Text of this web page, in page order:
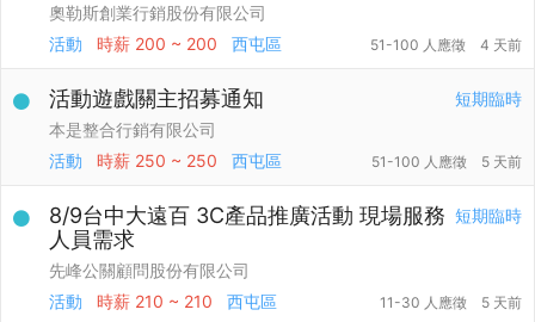
奧勒斯創業行銷股份有限公司
活動
時薪 200 ~ 200 西屯區 51-100 人應徵 4 天前
短期臨時
活動遊戲關主招募通知
本是整合行銷有限公司
活動
時薪 250 ~ 250 西屯區 51-100 人應徵 5 天前
短期臨時
8/9台中大遠百 3C產品推廣活動 現場服務
人員需求
先峰公關顧問股份有限公司
活動
時薪 210 ~ 210 西屯區 11-30 人應徵 5 天前